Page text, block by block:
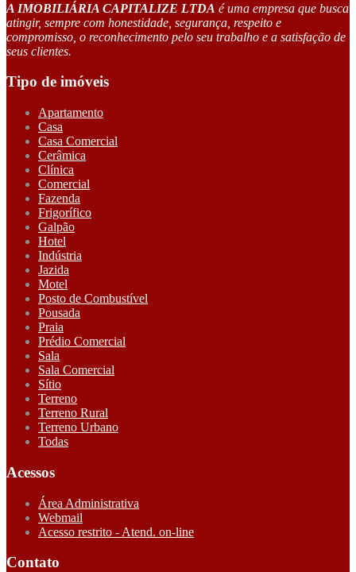
A IMOBILIÁRIA CAPITALIZE LTDA é uma empresa que busca
atingir, sempre com honestidade, segurança, respeito e
compromisso, o reconhecimento pelo seu trabalho e a satisfação de
seus clientes.
Tipo de imóveis
Apartamento
Casa
Casa Comercial
Cerâmica
Clínica
Comercial
Fazenda
Frigorífico
Galpão
Hotel
Indústria
Jazida
Motel
Posto de Combustível
Pousada
Praia
Prédio Comercial
Sala
Sala Comercial
Sítio
Terreno
Terreno Rural
Terreno Urbano
Todas
Acessos
Área Administrativa
Webmail
Acesso restrito - Atend. on-line
Contato